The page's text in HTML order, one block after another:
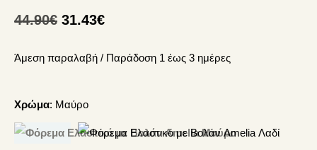
44.90€ Original
was:
31.43€Η
τιμή
Άμεση παραλαβή / Παράδoση 1 έως 3 ημέρες
Χρώμα: Μαύρο